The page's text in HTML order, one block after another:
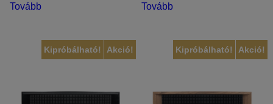
Tovább Tovább
Akció!
Kipróbálható! Akció!
Kipróbálható!